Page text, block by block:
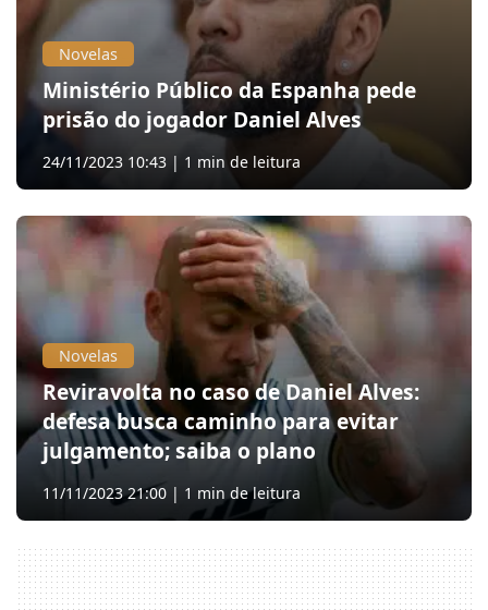
Novelas
Ministério Público da Espanha pede
prisão do jogador Daniel Alves
24/11/2023 10:43 | 1 min de leitura
Novelas
Reviravolta no caso de Daniel Alves:
defesa busca caminho para evitar
julgamento; saiba o plano
11/11/2023 21:00 | 1 min de leitura